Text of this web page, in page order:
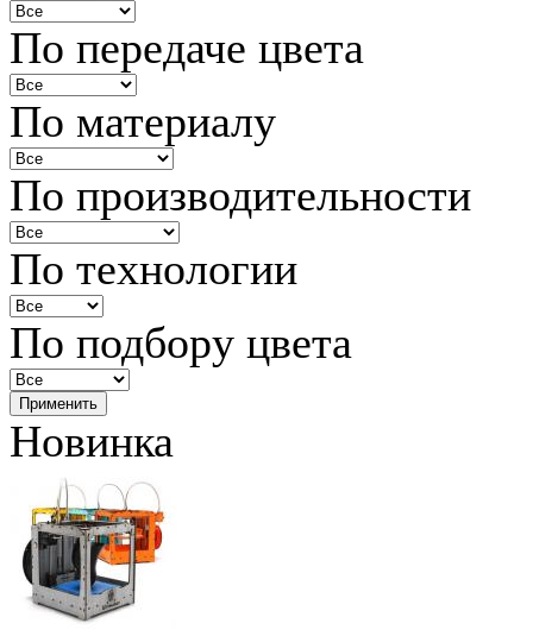
По передаче цвета
По материалу
По производительности
По технологии
По подбору цвета
Новинка